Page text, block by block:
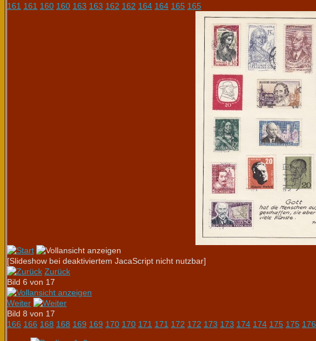
161 161 160 160 163 163 162 162 164 164 165 165
[Slideshow bei deaktiviertem JacaScript nicht nutzbar]
Zurück
Bild 6 von 17
Weiter
Bild 8 von 17
166 166 168 168 169 169 170 170 171 171 172 172 173 173 174 174 175 175 176